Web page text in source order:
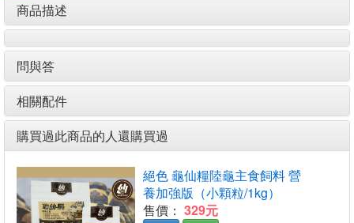
商品描述
問與答
相關配件
購買過此商品的人還購買過
絕色 龜仙糧陸龜主食飼料 營
養加強版（小顆粒/1kg）
售價： 329元